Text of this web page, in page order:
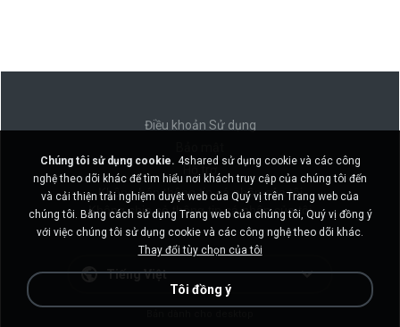
Điều khoản Sử dụng
Không bán thông tin cá nhân của tôi
Không chia sẻ thông tin cá nhân của tôi
Tiếng Việt
Chúng tôi sử dụng cookie. 4shared sử dụng cookie và các công
nghệ theo dõi khác để tìm hiểu nơi khách truy cập của chúng tôi đến
và cải thiện trải nghiệm duyệt web của Quý vị trên Trang web của
chúng tôi. Bằng cách sử dụng Trang web của chúng tôi, Quý vị đồng ý
với việc chúng tôi sử dụng cookie và các công nghệ theo dõi khác.
Thay đổi tùy chọn của tôi
Tôi đồng ý